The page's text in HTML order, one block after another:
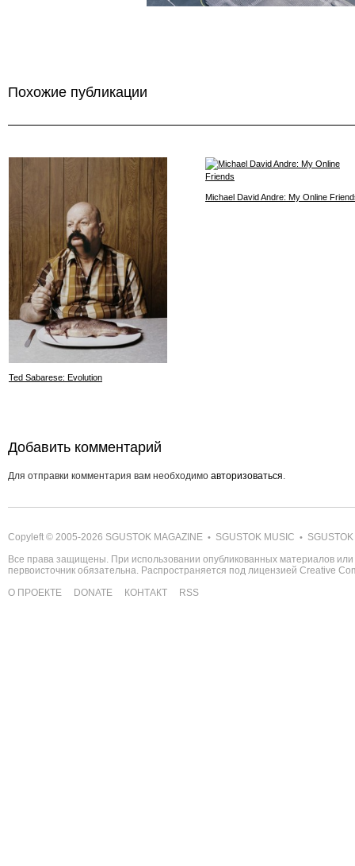
Похожие публикации
Ted Sabarese: Evolution
Michael David Andre: My Online
Добавить комментарий
Для отправки комментария вам необходимо авторизоваться.
Copyleft © 2005-2026 SGUSTOK MAGAZINE • SGUSTOK MUSIC •
Все права защищены. При использовании опубликованных материалов
первоисточник обязательна. Распространяется под лицензией Creative
О ПРОЕКТЕ
DONATE КОНТАКТ RSS